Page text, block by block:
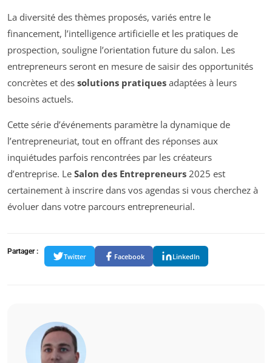
La diversité des thèmes proposés, variés entre le
financement, l’intelligence artificielle et les pratiques de
prospection, souligne l’orientation future du salon. Les
entrepreneurs seront en mesure de saisir des opportunités
concrètes et des solutions pratiques adaptées à leurs
besoins actuels.
Cette série d’événements paramètre la dynamique de
l’entrepreneuriat, tout en offrant des réponses aux
inquiétudes parfois rencontrées par les créateurs
d’entreprise. Le Salon des Entrepreneurs 2025 est
certainement à inscrire dans vos agendas si vous cherchez à
évoluer dans votre parcours entrepreneurial.
Partager :
Twitter Facebook LinkedIn